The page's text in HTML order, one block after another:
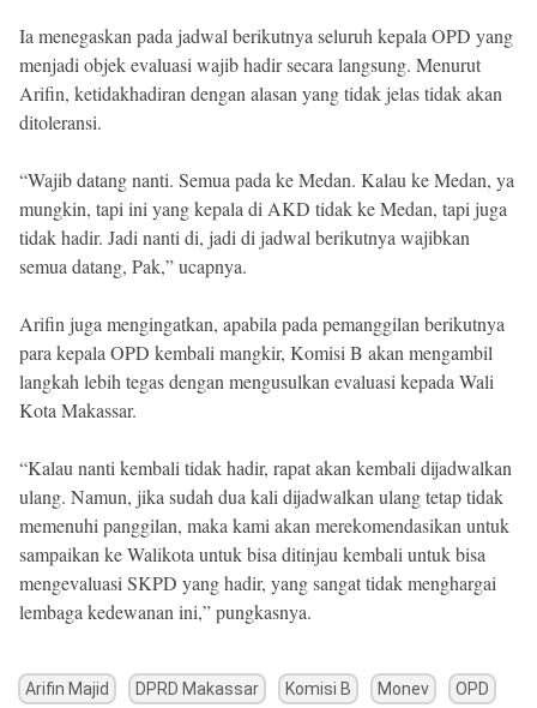
Ia menegaskan pada jadwal berikutnya seluruh kepala OPD yang
menjadi objek evaluasi wajib hadir secara langsung. Menurut
Arifin, ketidakhadiran dengan alasan yang tidak jelas tidak akan
ditoleransi.
“Wajib datang nanti. Semua pada ke Medan. Kalau ke Medan, ya
mungkin, tapi ini yang kepala di AKD tidak ke Medan, tapi juga
tidak hadir. Jadi nanti di, jadi di jadwal berikutnya wajibkan
semua datang, Pak,” ucapnya.
Arifin juga mengingatkan, apabila pada pemanggilan berikutnya
para kepala OPD kembali mangkir, Komisi B akan mengambil
langkah lebih tegas dengan mengusulkan evaluasi kepada Wali
Kota Makassar.
“Kalau nanti kembali tidak hadir, rapat akan kembali dijadwalkan
ulang. Namun, jika sudah dua kali dijadwalkan ulang tetap tidak
memenuhi panggilan, maka kami akan merekomendasikan untuk
sampaikan ke Walikota untuk bisa ditinjau kembali untuk bisa
mengevaluasi SKPD yang hadir, yang sangat tidak menghargai
lembaga kedewanan ini,” pungkasnya.
Arifin Majid DPRD Makassar Komisi B Monev OPD